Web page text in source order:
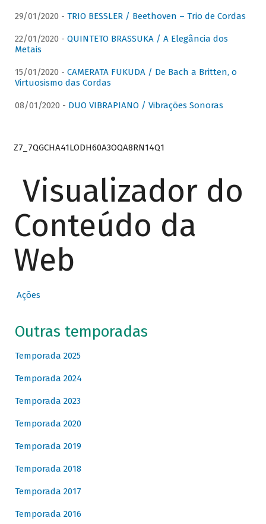
29/01/2020 - TRIO BESSLER / Beethoven – Trio de Cordas
22/01/2020 - QUINTETO BRASSUKA / A Elegância dos
Metais
15/01/2020 - CAMERATA FUKUDA / De Bach a Britten, o
Virtuosismo das Cordas
08/01/2020 - DUO VIBRAPIANO / Vibrações Sonoras
Z7_7QGCHA41LODH60A3OQA8RN14Q1
Visualizador do
Conteúdo da
Web
Ações
Outras temporadas
Temporada 2025
Temporada 2024
Temporada 2023
Temporada 2020
Temporada 2019
Temporada 2018
Temporada 2017
Temporada 2016